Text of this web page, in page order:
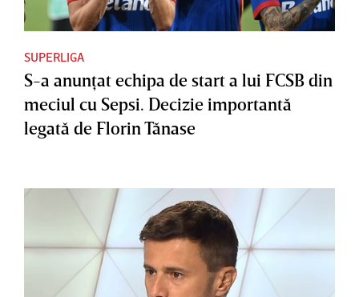
SUPERLIGA
S-a anunţat echipa de start a lui FCSB din
meciul cu Sepsi. Decizie importantă
legată de Florin Tănase